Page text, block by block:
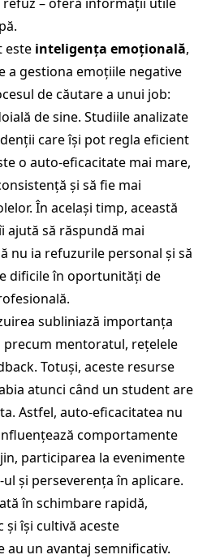
este inteligența emoțională,
a gestiona emoțiile negative
de căutare a unui job:
de sine. Studiile analizate
care își pot regla eficient
o auto-eficacitate mai mare,
și să fie mai
În același timp, această
ajută să răspundă mai
nu ia refuzurile personal și să
dificile în oportunități de
subliniază importanța
precum mentoratul, rețelele
Totuși, aceste resurse
atunci când un student are
Astfel, auto-eficacitatea nu
comportamente
participarea la evenimente
și perseverența în aplicare.
în schimbare rapidă,
și își cultivă aceste
un avantaj semnificativ.